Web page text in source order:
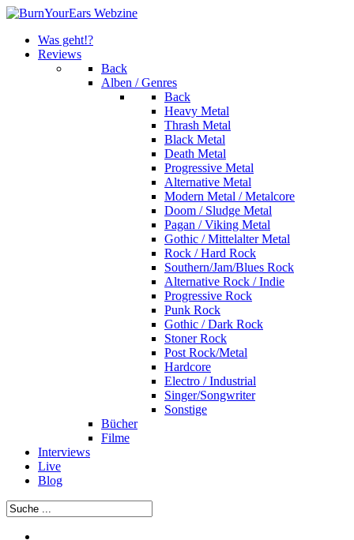
Was geht!?
Reviews
Back
Alben / Genres
Back
Heavy Metal
Thrash Metal
Black Metal
Death Metal
Progressive Metal
Alternative Metal
Modern Metal / Metalcore
Doom / Sludge Metal
Pagan / Viking Metal
Gothic / Mittelalter Metal
Rock / Hard Rock
Southern/Jam/Blues Rock
Alternative Rock / Indie
Progressive Rock
Punk Rock
Gothic / Dark Rock
Stoner Rock
Post Rock/Metal
Hardcore
Electro / Industrial
Singer/Songwriter
Sonstige
Bücher
Filme
Interviews
Live
Blog